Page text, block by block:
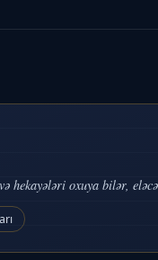
hekayələri oxuya bilər,